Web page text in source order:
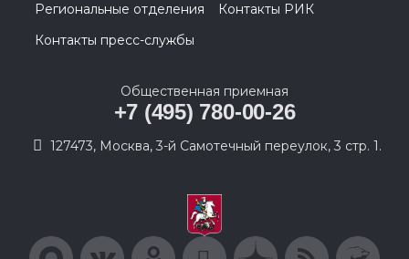
Региональные отделения
Контакты РИК
Контакты пресс-службы
Общественная приемная
+7 (495) 780-00-26
127473, Москва, 3-й Самотечный переулок, 3 стр. 1.